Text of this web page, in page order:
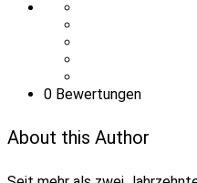
0 Bewertungen
About this Author